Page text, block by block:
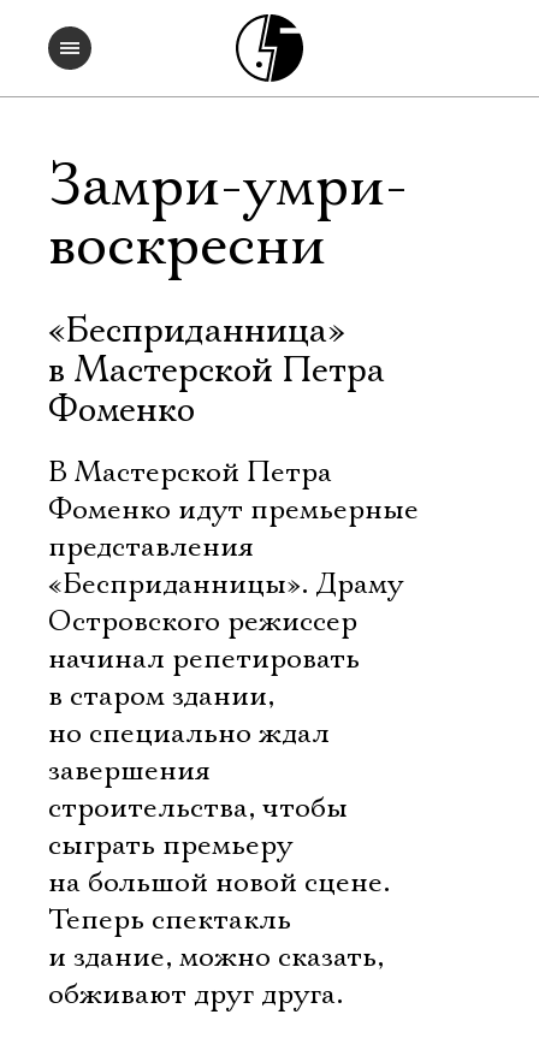
Замри-умри-
воскресни
«Бесприданница»
в Мастерской Петра
Фоменко
В Мастерской Петра
Фоменко идут премьерные
представления
«Бесприданницы». Драму
Островского режиссер
начинал репетировать
в старом здании,
но специально ждал
завершения
строительства, чтобы
сыграть премьеру
на большой новой сцене.
Теперь спектакль
и здание, можно сказать,
обживают друг друга.